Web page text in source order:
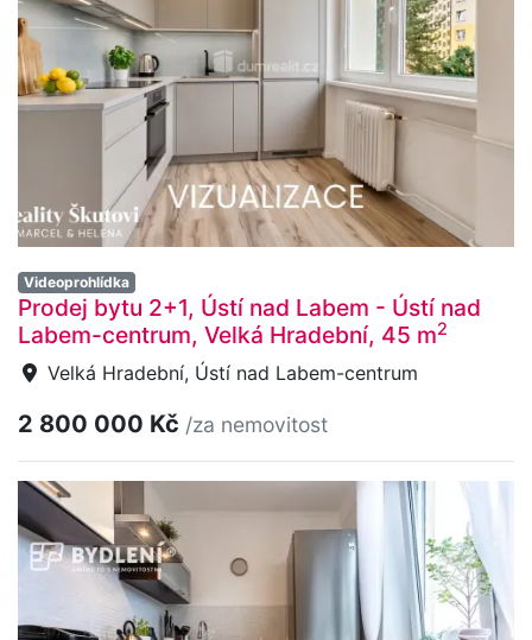
Videoprohlídka
Prodej bytu 2+1, Ústí nad Labem - Ústí nad
Labem-centrum, Velká Hradební, 45 m2
Velká Hradební, Ústí nad Labem-centrum
2 800 000 Kč /za nemovitost